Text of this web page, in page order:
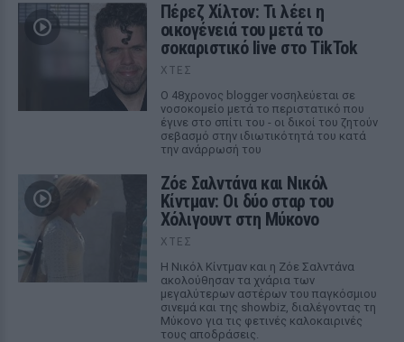
Πέρεζ Χίλτον: Τι λέει η
οικογένειά του μετά το
σοκαριστικό live στο TikTok
ΧΤΕΣ
Ο 48χρονος blogger νοσηλεύεται σε
νοσοκομείο μετά το περιστατικό που
έγινε στο σπίτι του - οι δικοί του ζητούν
σεβασμό στην ιδιωτικότητά του κατά
την ανάρρωσή του
Ζόε Σαλντάνα και Νικόλ
Κίντμαν: Οι δύο σταρ του
Χόλιγουντ στη Μύκονο
ΧΤΕΣ
Η Νικόλ Κίντμαν και η Ζόε Σαλντάνα
ακολούθησαν τα χνάρια των
μεγαλύτερων αστέρων του παγκόσμιου
σινεμά και της showbiz, διαλέγοντας τη
Μύκονο για τις φετινές καλοκαιρινές
τους αποδράσεις.